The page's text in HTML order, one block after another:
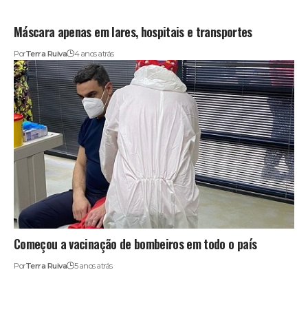
Máscara apenas em lares, hospitais e transportes
PorTerra Ruiva 4 anos atrás
Começou a vacinação de bombeiros em todo o país
PorTerra Ruiva 5 anos atrás